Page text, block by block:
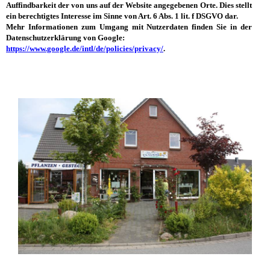
Auffindbarkeit der von uns auf der Website angegebenen Orte. Dies stellt
ein berechtigtes Interesse im Sinne von Art. 6 Abs. 1 lit. f DSGVO dar.
Mehr Informationen zum Umgang mit Nutzerdaten finden Sie in der
Datenschutzerklärung von Google:
https://www.google.de/intl/de/policies/privacy/.